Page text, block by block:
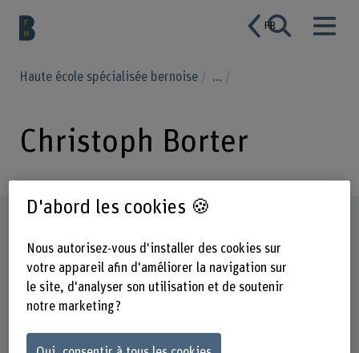
FR
Haute école spécialisée bernoise ...
Christoph Borter
D'abord les cookies 🍪
Nous autorisez-vous d'installer des cookies sur
votre appareil afin d'améliorer la navigation sur
le site, d'analyser son utilisation et de soutenir
notre marketing ?